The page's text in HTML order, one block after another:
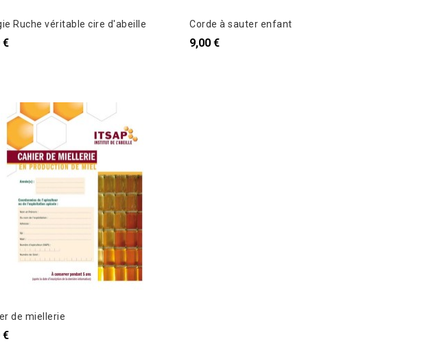
Ruche véritable cire d'abeille
€
Corde à sauter enfant
9,00 €
de miellerie
€